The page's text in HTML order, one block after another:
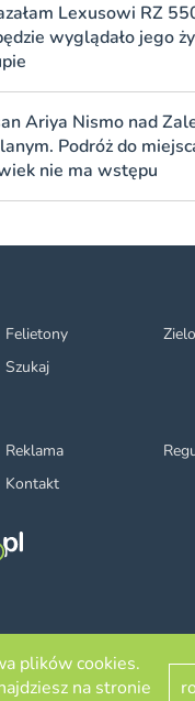
Lexusowi RZ
wyglądało jego
Ariya Nismo nad
Podróż do
nie ma wstępu
Felietony
Szukaj
Reklama
Kontakt
plików cookies.
na stronie